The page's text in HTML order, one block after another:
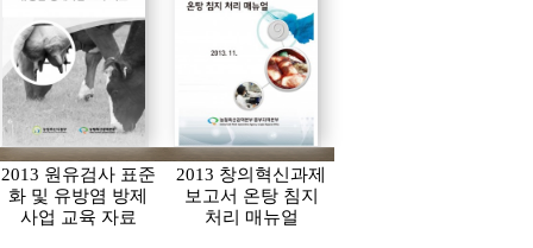
2013 원유검사 표준
화 및 유방염 방제
사업 교육 자료
2013 창의혁신과제
보고서 온탕 침지
처리 매뉴얼